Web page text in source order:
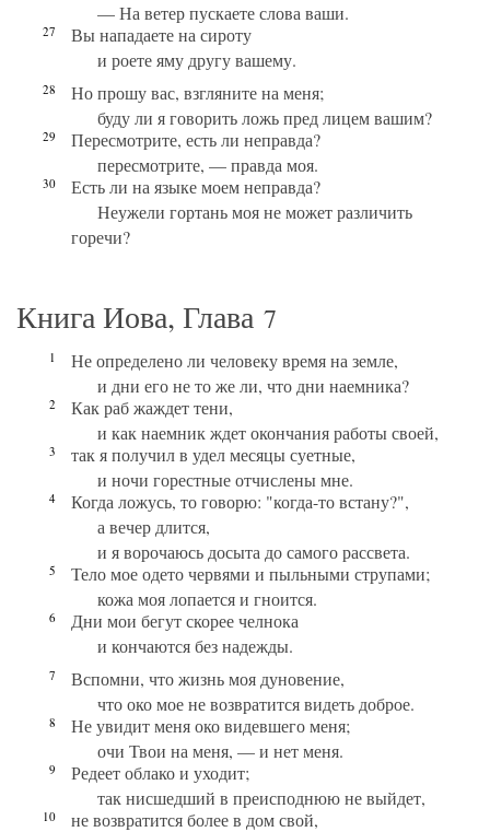
— На ветер пускаете слова ваши.
27
Вы нападаете на сироту
и роете яму другу вашему.
28
Но прошу вас, взгляните на меня;
буду ли я говорить ложь пред лицем вашим?
29
Пересмотрите, есть ли неправда?
пересмотрите, — правда моя.
30
Есть ли на языке моем неправда?
Неужели гортань моя не может различить
горечи?
Книга Иова, Глава 7
1
Не определено ли человеку время на земле,
и дни его не то же ли, что дни наемника?
2
Как раб жаждет тени,
и как наемник ждет окончания работы своей,
3
так я получил в удел месяцы суетные,
и ночи горестные отчислены мне.
4
Когда ложусь, то говорю: "когда-то встану?",
а вечер длится,
и я ворочаюсь досыта до самого рассвета.
5
Тело мое одето червями и пыльными струпами;
кожа моя лопается и гноится.
6
Дни мои бегут скорее челнока
и кончаются без надежды.
7
Вспомни, что жизнь моя дуновение,
что око мое не возвратится видеть доброе.
8
Не увидит меня око видевшего меня;
очи Твои на меня, — и нет меня.
9
Редеет облако и уходит;
так нисшедший в преисподнюю не выйдет,
10
не возвратится более в дом свой,